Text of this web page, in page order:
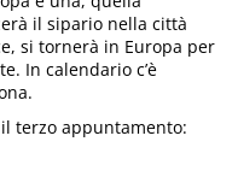
il sipario nella città
si tornerà in Europa per
In calendario c’è
terzo appuntamento: